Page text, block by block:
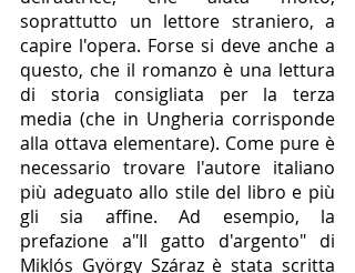
soprattutto un lettore straniero, a
capire l'opera. Forse si deve anche a
questo, che il romanzo è una lettura
di storia consigliata per la terza
media (che in Ungheria corrisponde
alla ottava elementare). Come pure è
necessario trovare l'autore italiano
più adeguato allo stile del libro e più
gli sia affine. Ad esempio, la
prefazione a"Il gatto d'argento" di
Miklós György Száraz è stata scritta